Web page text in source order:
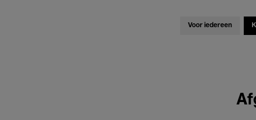
Voor iedereen